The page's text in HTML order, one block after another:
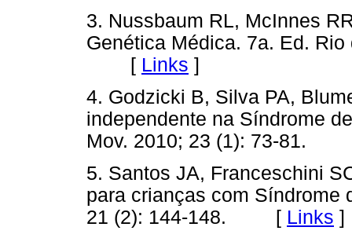
3. Nussbaum RL, McInnes
Genética Médica. 7a. Ed.
[ Links ]
4. Godzicki B, Silva PA,
independente na Síndrome
Mov. 2010; 23 (1): 73-
5. Santos JA, Franceschini
para crianças com Síndrome
21 (2): 144-148. [ Links ]